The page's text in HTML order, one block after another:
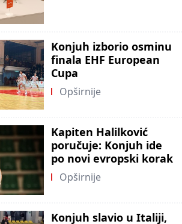
Konjuh izborio osminu
finala EHF European
Cupa
Opširnije
Kapiten Halilković
poručuje: Konjuh ide
po novi evropski korak
Opširnije
Konjuh slavio u Italiji,